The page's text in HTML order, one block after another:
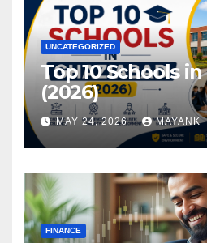
UNCATEGORIZED
Top 10 Schools
(2026)
MAY 24, 2026 MAYANK
FINANCE